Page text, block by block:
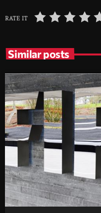
RATE IT
Similar posts